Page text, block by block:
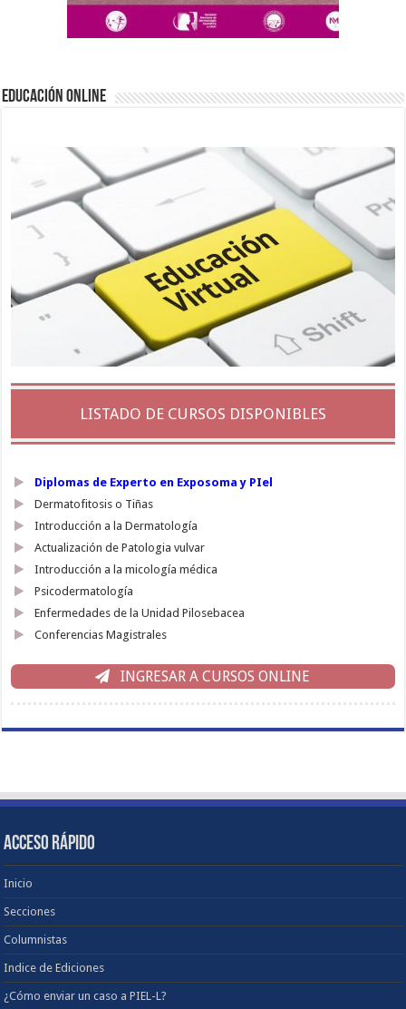
EDUCACIÓN ONLINE
LISTADO DE CURSOS DISPONIBLES
Diplomas de Experto en Exposoma y PIel
Dermatofitosis o Tiñas
Introducción a la Dermatología
Actualización de Patologia vulvar
Introducción a la micología médica
Psicodermatología
Enfermedades de la Unidad Pilosebacea
Conferencias Magistrales
INGRESAR A CURSOS ONLINE
ACCESO RÁPIDO
Inicio
Secciones
Columnistas
Indice de Ediciones
¿Cómo enviar un caso a PIEL-L?